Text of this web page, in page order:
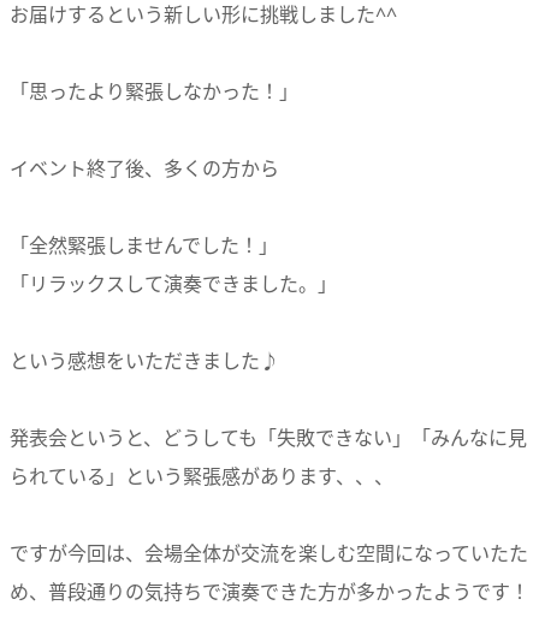
お届けするという新しい形に挑戦しました^^
「思ったより緊張しなかった！」
イベント終了後、多くの方から
「全然緊張しませんでした！」
「リラックスして演奏できました。」
という感想をいただきました♪
発表会というと、どうしても「失敗できない」「みんなに見
られている」という緊張感があります、、、
ですが今回は、会場全体が交流を楽しむ空間になっていたた
め、普段通りの気持ちで演奏できた方が多かったようです！